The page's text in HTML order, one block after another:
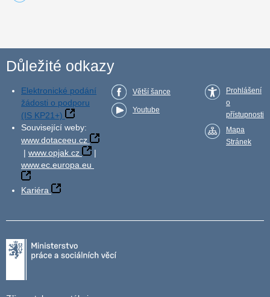
Důležité odkazy
Elektronické podání
žádosti o podporu
(IS KP21+)
Související weby:
www.dotaceeu.cz
| www.opjak.cz
|
www.ec.europa.eu
Kariéra
Větší šance
Youtube
Prohlášení
o
přístupnosti
Mapa
Stránek